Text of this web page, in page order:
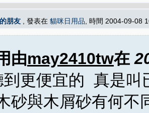
朋友 , 發表在 貓咪日用品 , 時間 2004-09-08
由may2410tw在
更便宜的 真是叫
砂與木屑砂有何不